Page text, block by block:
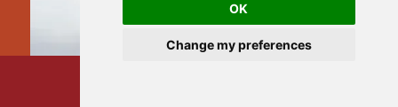
OK
Change my preferences